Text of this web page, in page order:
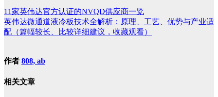
11家英伟达官方认证的NVQD供应商一览
英伟达微通道液冷板技术全解析：原理、工艺、优势与产业适
配（篇幅较长、比较详细建议，收藏观看）
作者 808, ab
相关文章